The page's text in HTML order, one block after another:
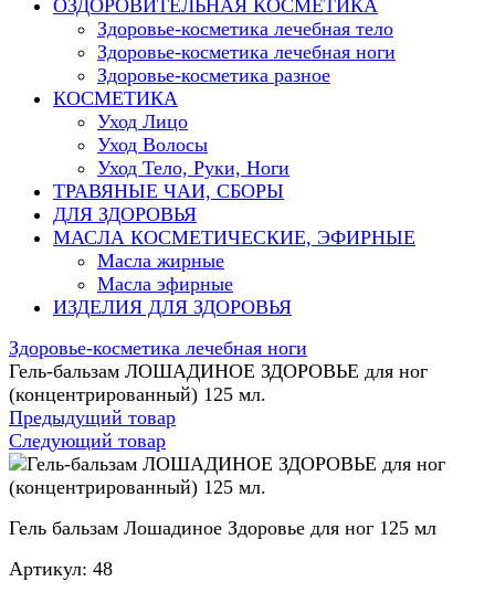
ОЗДОРОВИТЕЛЬНАЯ КОСМЕТИКА
Здоровье-косметика лечебная тело
Здоровье-косметика лечебная ноги
Здоровье-косметика разное
КОСМЕТИКА
Уход Лицо
Уход Волосы
Уход Тело, Руки, Ноги
ТРАВЯНЫЕ ЧАИ, СБОРЫ
ДЛЯ ЗДОРОВЬЯ
МАСЛА КОСМЕТИЧЕСКИЕ, ЭФИРНЫЕ
Масла жирные
Масла эфирные
ИЗДЕЛИЯ ДЛЯ ЗДОРОВЬЯ
Здоровье-косметика лечебная ноги
Гель-бальзам ЛОШАДИНОЕ ЗДОРОВЬЕ для ног
(концентрированный) 125 мл.
Предыдущий товар
Следующий товар
Гель бальзам Лошадиное Здоровье для ног 125 мл
Артикул: 48